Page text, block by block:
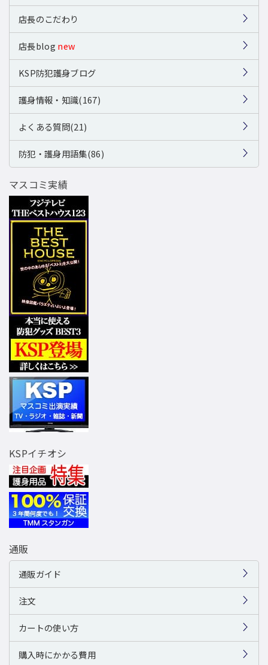
店長のこだわり
店長blog new
KSP防犯護身ブログ
護身情報・知識(167)
よくある質問(21)
防犯・護身用語集(86)
マスコミ実績
KSPイチオシ
通販
通販ガイド
注文
カートの使い方
購入時にかかる費用